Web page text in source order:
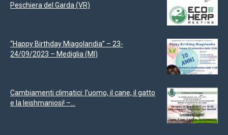
Peschiera del Garda (VR)
“Happy Birthday Miagolandia” – 23-
24/09/2023 – Mediglia (MI)
Cambiamenti climatici: l’uomo, il cane, il gatto
e la leishmaniosi! –...